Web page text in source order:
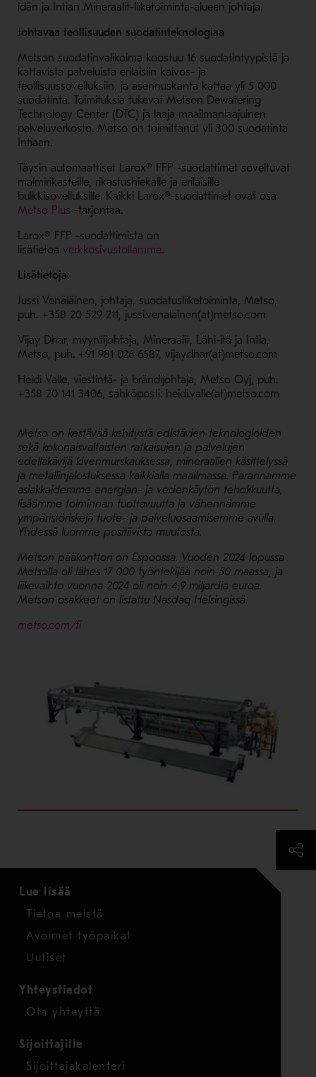
idän ja Intian Mineraalit-liiketoiminta-alueen johtaja.
Johtavaa teollisuuden suodatinteknologiaa
Metson suodatinvalikoima koostuu 16 suodatintyypistä ja
kattavista palveluista erilaisiin kaivos- ja
teollisuussovelluksiin, ja asennuskanta kattaa yli 5 000
suodatinta. Toimituksia tukevat Metson Dewatering
Technology Center (DTC) ja laaja maailmanlaajuinen
palveluverkosto. Metso on toimittanut yli 300 suodatinta
Intiaan.
Täysin automaattiset Larox® FFP -suodattimet soveltuvat
malmirikasteille, rikastushiekalle ja erilaisille
bulkkisovelluksille. Kaikki Larox®-suodattimet ovat osa
Metso Plus- Avaa uudessa ikkunassa
-tarjontaa.
Larox® FFP -suodattimista on
lisätietoa verkkosivustollamme.- Avaa uudessa ikkunassa
Lisätietoja:
Jussi Venäläinen, johtaja, suodatusliiketoiminta, Metso,
puh. +358 20 529 211, jussi.venalainen(at)metso.com
Vijay Dhar, myyntijohtaja, Mineraalit, Lähi-itä ja Intia,
Metso, puh. +91 981 026 6587, vijay.dhar(at)metso.com
Heidi Valle, viestintä- ja brändijohtaja, Metso Oyj, puh.
+358 20 141 3406, sähköposti: heidi.valle(at)metso.com
Metso on kestävää kehitystä edistävien teknologioiden
sekä kokonaisvaltaisten ratkaisujen ja palvelujen
edelläkävijä kivenmurskauksessa, mineraalien käsittelyssä
ja metallinjalostuksessa kaikkialla maailmassa. Parannamme
asiakkaidemme energian- ja vedenkäytön tehokkuutta,
lisäämme toiminnan tuottavuutta ja vähennämme
ympäristöriskejä tuote- ja palveluosaamisemme avulla.
Yhdessä luomme positiivista muutosta.
Metson pääkonttori on Espoossa. Vuoden 2024 lopussa
Metsolla oli lähes 17 000 työntekijää noin 50 maassa, ja
liikevaihto vuonna 2024 oli noin 4,9 miljardia euroa.
Metson osakkeet on listattu Nasdaq Helsingissä.
metso.com/fi- Avaa uudessa ikkunassa
Lue lisää
Tietoa meistä
Avoimet työpaikat
Uutiset
Yhteystiedot
Ota yhteyttä
Sijoittajille
Sijoittajakalenteri